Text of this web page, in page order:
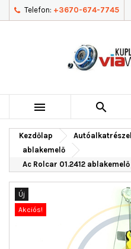
Telefon: +3670-674-7745
 
Kezdőlap
ablakemelő
Ac Rolcar 01.2412
Új
Akciós!